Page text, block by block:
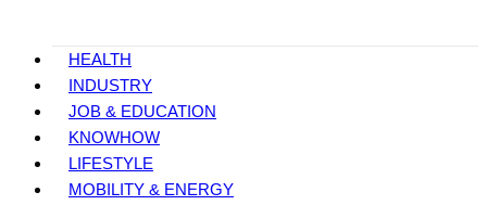
HEALTH
INDUSTRY
JOB & EDUCATION
KNOWHOW
LIFESTYLE
MOBILITY & ENERGY